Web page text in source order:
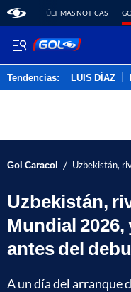
ÚLTIMAS NOTICAS
Tendencias: LUIS DÍAZ
Gol Caracol / Uzbekistán,
Uzbekistán,
Mundial
antes del
A un día del arranque